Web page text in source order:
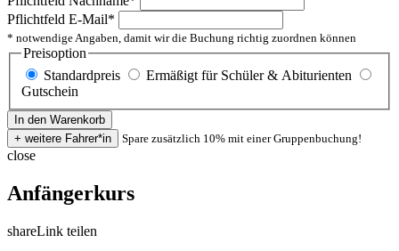
Pflichtfeld E-Mail*
* notwendige Angaben, damit wir die Buchung richtig zuordnen können
Preisoption
Standardpreis
Ermäßigt für Schüler & Abiturienten
Gutschein
Spare zusätzlich 10% mit einer Gruppenbuchung!
close
Anfängerkurs
shareLink teilen